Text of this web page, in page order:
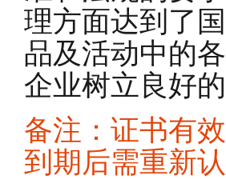
理方面达到了
品及活动中的
企业树立良好
备注：证书有
到期后需重新认